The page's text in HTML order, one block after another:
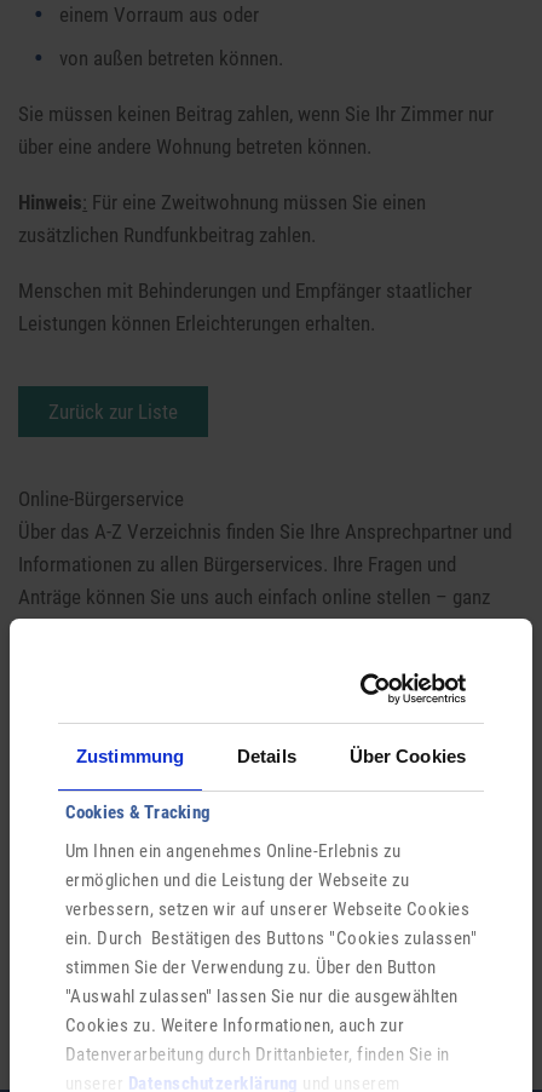
Zustimmung Details Über Cookies
Cookies & Tracking
Um Ihnen ein angenehmes Online-Erlebnis zu
ermöglichen und die Leistung der Webseite zu
verbessern, setzen wir auf unserer Webseite Cookies
ein. Durch Bestätigen des Buttons "Cookies zulassen"
stimmen Sie der Verwendung zu. Über den Button
"Auswahl zulassen" lassen Sie nur die ausgewählten
Cookies zu. Weitere Informationen, auch zur
Datenverarbeitung durch Drittanbieter, finden Sie in
unserer Datenschutzerklärung und unserem
einem Vorraum aus oder
von außen betreten können.
Sie müssen keinen Beitrag zahlen, wenn Sie Ihr Zimmer nur
über eine andere Wohnung betreten können.
Hinweis: Für eine Zweitwohnung müssen Sie einen
zusätzlichen Rundfunkbeitrag zahlen.
Menschen mit Behinderungen und Empfänger staatlicher
Leistungen können Erleichterungen erhalten.
Zurück zur Liste
Online-Bürgerservice
Über das A-Z Verzeichnis finden Sie Ihre Ansprech­partner und
Informationen zu allen Bürger­services. Ihre Fragen und
Anträge können Sie uns auch ein­fach online stellen – ganz
Ähnliche Einträge
Ausbildungsförderung
Sozialhilfeanträge
Wohngeld